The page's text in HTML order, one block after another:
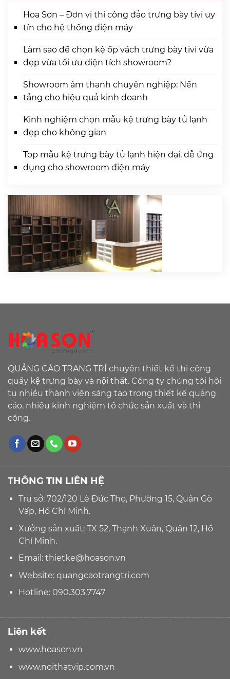
Hoa Sơn – Đơn vị thi công đảo trưng bày tivi uy
tín cho hệ thống điện máy
Làm sao để chọn kệ ốp vách trưng bày tivi vừa
đẹp vừa tối ưu diện tích showroom?
Showroom âm thanh chuyên nghiệp: Nền
tảng cho hiệu quả kinh doanh
Kinh nghiệm chọn mẫu kệ trưng bày tủ lạnh
đẹp cho không gian
Top mẫu kệ trưng bày tủ lạnh hiện đại, dễ ứng
dụng cho showroom điện máy
QUẢNG CÁO TRANG TRÍ chuyên thiết kế thi công
quầy kệ trưng bày và nội thất. Công ty chúng tôi hội
tụ nhiều thành viên sáng tạo trong thiết kế quảng
cáo, nhiều kinh nghiệm tổ chức sản xuất và thi
công.
THÔNG TIN LIÊN HỆ
Trụ sở: 702/120 Lê Đức Thọ, Phường 15, Quận Gò
Vấp, Hồ Chí Minh.
Xưởng sản xuất: TX 52, Thạnh Xuân, Quận 12, Hồ
Chí Minh.
Email: thietke@hoason.vn
Website:quangcaotrangtri.com
Hotline: 090.303.7747
Liên kết
www.hoason.vn
www.noithatvip.com.vn